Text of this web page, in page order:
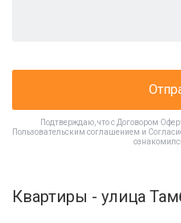
Подтверждаю, что с Договором
Пользовательским соглашением и
Квартиры - улица